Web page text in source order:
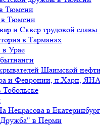
Тюмени
в Тюмени
и Сквер трудовой
в Тарманах
в Урае
Шаимской
и Февронии, п.Харп,
Некрасова в
в Перми